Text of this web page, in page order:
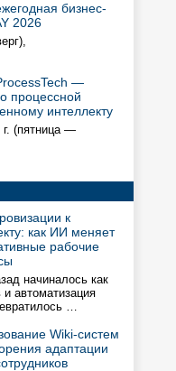
бизнес-
2026
—
процессной
интеллекту
(пятница —
к
как ИИ меняет
рабочие
начиналось как
автоматизация
…
Wiki-систем
адаптации